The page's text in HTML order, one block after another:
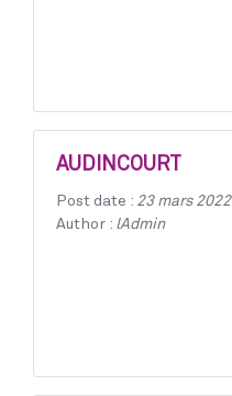
AUDINCOURT
Post date : 23 mars 2022
Author : lAdmin